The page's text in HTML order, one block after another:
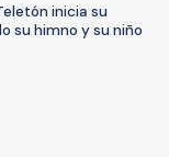
inicia su
su himno y su niño